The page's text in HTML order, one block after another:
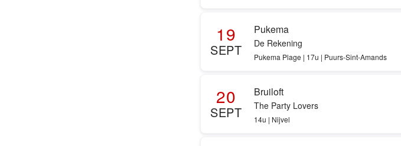
19
SEPT
Pukema
De Rekening
Pukema Plage | 17u | Puurs-Sint-Amands
20
SEPT
Bruiloft
The Party Lovers
14u | Nijvel